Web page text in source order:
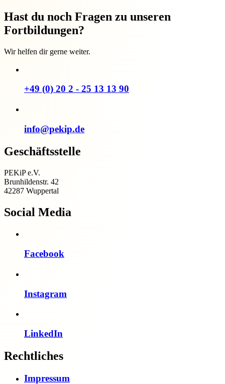
Hast du noch Fragen zu unseren
Fortbildungen?
Wir helfen dir gerne weiter.
+49 (0) 20 2 - 25 13 13 90
info@pekip.de
Geschäftsstelle
PEKiP e.V.
Brunhildenstr. 42
42287 Wuppertal
Social Media
Facebook
Instagram
LinkedIn
Rechtliches
Impressum